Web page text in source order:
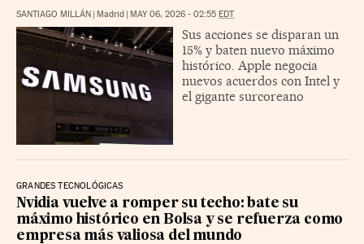
SANTIAGO MILLÁN | Madrid | MAY 06, 2026 - 02:55 EDT
Sus acciones se disparan un
15% y baten nuevo máximo
histórico. Apple negocia
nuevos acuerdos con Intel y
el gigante surcoreano
GRANDES TECNOLÓGICAS
Nvidia vuelve a romper su techo: bate su
máximo histórico en Bolsa y se refuerza como
empresa más valiosa del mundo